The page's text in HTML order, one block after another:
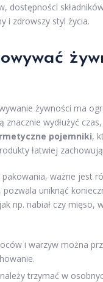
dostępności
i zdrowszy styl życia.
żywności ma
znacznie wydłużyć
pojemniki,
łatwiej
pakowania, ważne jest
pozwala uniknąć
np. nabiał czy
i warzyw można
trzymać w